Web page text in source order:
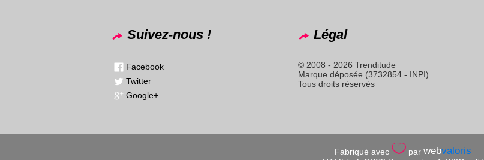
Suivez-nous !
Facebook
Twitter
Google+
Légal
© 2008 - 2026 Trenditude
Marque déposée (3732854 - INPI)
Tous droits réservés
Fabriqué avec par webvaloris